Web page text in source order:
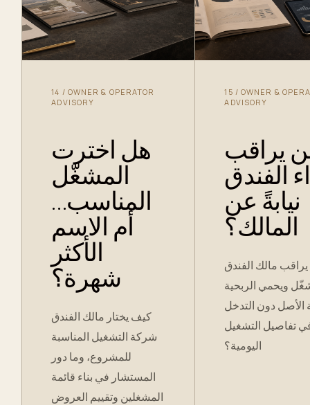
14 / OWNER & OPERATOR
ADVISORY
هل اخترت
المشغّل
المناسب…
أم الاسم
الأكثر
شهرة؟
كيف يختار مالك الفندق
شركة التشغيل المناسبة
للمشروع، وما دور
المستشار في بناء قائمة
المشغلين وتقييم العروض
15 / OWNER &
ADVISORY
يراقب
الفندق
نيابةً عن
المالك؟
مالك الفندق
ويحمي الربحية
الأصل دون التدخل
تفاصيل التشغيل
اليومية؟